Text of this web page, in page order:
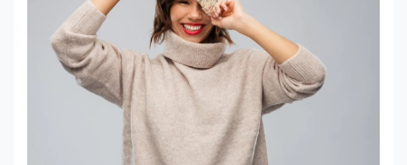
використовувати номер телефону незалежно
від географічного […]